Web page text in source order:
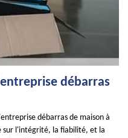
débarras
débarras de maison à
l'intégrité, la fiabilité, et la